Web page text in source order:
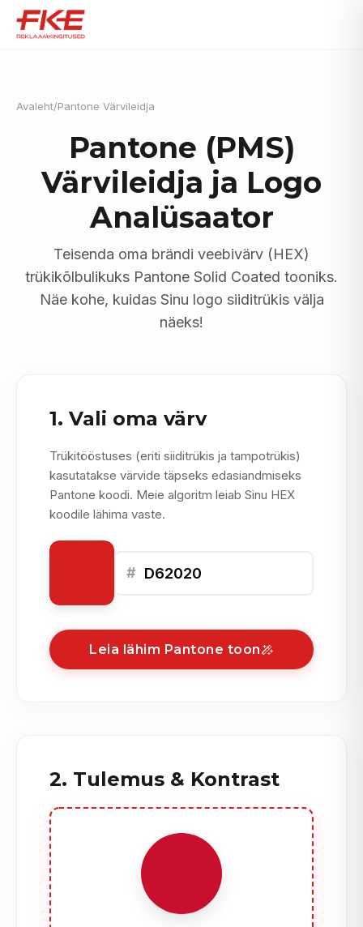
Avaleht/Pantone Värvileidja
Pantone (PMS)
Värvileidja ja Logo
Analüsaator
Teisenda oma brändi veebivärv (HEX)
trükikõlbulikuks Pantone Solid Coated tooniks.
Näe kohe, kuidas Sinu logo siiditrükis välja
näeks!
1. Vali oma värv
Trükitööstuses (eriti siiditrükis ja tampotrükis)
kasutatakse värvide täpseks edasiandmiseks
Pantone koodi. Meie algoritm leiab Sinu HEX
koodile lähima vaste.
#
Leia lähim Pantone toon
2. Tulemus & Kontrast